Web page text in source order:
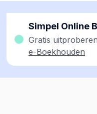
Simpel Online
Gratis
e-Boekhouden